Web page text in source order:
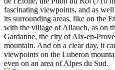
fascinating viewpoints, and as
its surrounding areas, like on the
with the village of Allauch, as on
Gardanne, the city of Aix-en-
mountain. And on a clear day, it
viewpoints on the Luberon
even on an area of Alpes du Sud.